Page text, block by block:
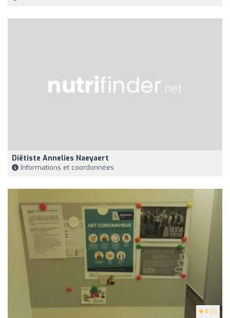
Diëtiste Annelies Naeyaert
Informations et coordonnées
5 (3)